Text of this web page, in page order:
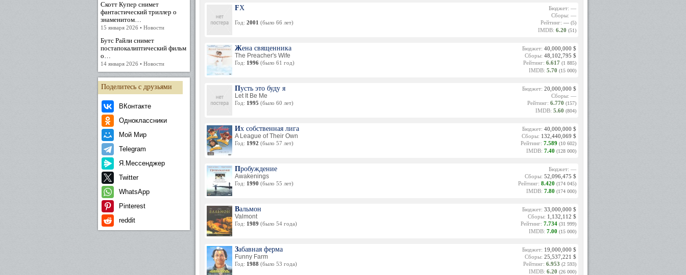
Скотт Купер снимет
фантастический триллер о
знаменитом…
15 января 2026 • Новости
Бутс Райли снимет
постапокалиптический фильм
о…
14 января 2026 • Новости
Поделитесь с друзьями
ВКонтакте
Одноклассники
Мой Мир
Telegram
Я.Мессенджер
Twitter
WhatsApp
Pinterest
reddit
FX
Год: 2001 (было 66 лет)
Бюджет: —
Сборы: —
Рейтинг: — (5)
IMDB: 6.20 (51)
Жена священника
The Preacher's Wife
Год: 1996 (было 61 год)
Бюджет: 40,000,000 $
Сборы: 48,102,795 $
Рейтинг: 6.617 (1 885)
IMDB: 5.70 (15 000)
Пусть это буду я
Let It Be Me
Год: 1995 (было 60 лет)
Бюджет: 20,000,000 $
Сборы: —
Рейтинг: 6.770 (157)
IMDB: 5.60 (804)
Их собственная лига
A League of Their Own
Год: 1992 (было 57 лет)
Бюджет: 40,000,000 $
Сборы: 132,440,069 $
Рейтинг: 7.589 (10 602)
IMDB: 7.40 (128 000)
Пробуждение
Awakenings
Год: 1990 (было 55 лет)
Бюджет: —
Сборы: 52,096,475 $
Рейтинг: 8.420 (174 045)
IMDB: 7.80 (174 000)
Вальмон
Valmont
Год: 1989 (было 54 года)
Бюджет: 33,000,000 $
Сборы: 1,132,112 $
Рейтинг: 7.734 (31 999)
IMDB: 7.00 (15 000)
Забавная ферма
Funny Farm
Год: 1988 (было 53 года)
Бюджет: 19,000,000 $
Сборы: 25,537,221 $
Рейтинг: 6.953 (2 593)
IMDB: 6.20 (26 000)